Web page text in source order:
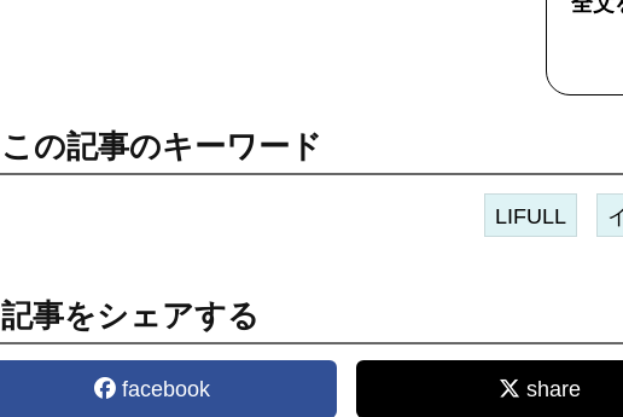
この記事のキーワード
LIFULL
記事をシェアする
facebook share